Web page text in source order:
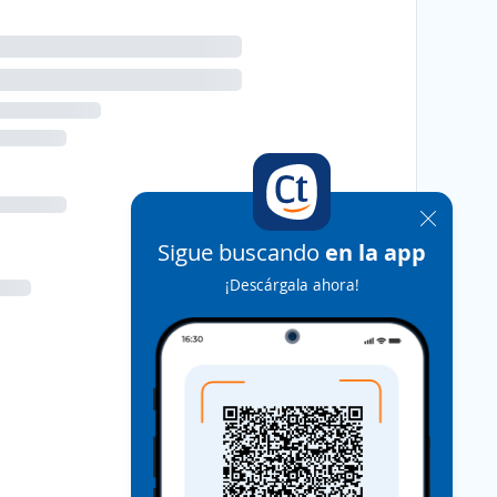
Sigue buscando en la app
¡Descárgala ahora!